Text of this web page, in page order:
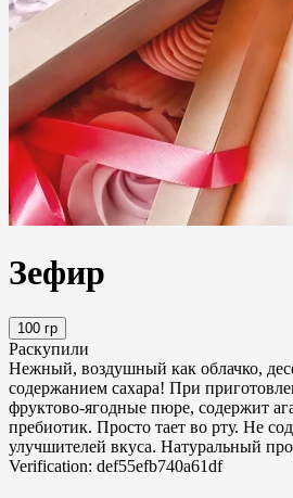
Зефир
100 гр
Раскупили
Нежный, воздушный как облачко,
содержанием сахара! При
фруктово-ягодные пюре, содержит
пребиотик. Просто тает во рту. Не
улучшителей вкуса. Натуральный
Verification: def55efb740a61df